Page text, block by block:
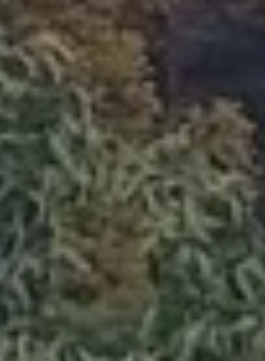
Aankomst
7
Augustus 2026